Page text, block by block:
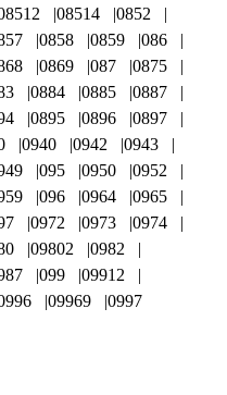
08514
0852
0858 0859
086
0869 087
0875
0884 0885
0887
0895 0896
0897
0940 0942
0943
095 0950
0952
096 0964
0965
0972 0973
0974
09802
0982
099
09912
09969 0997